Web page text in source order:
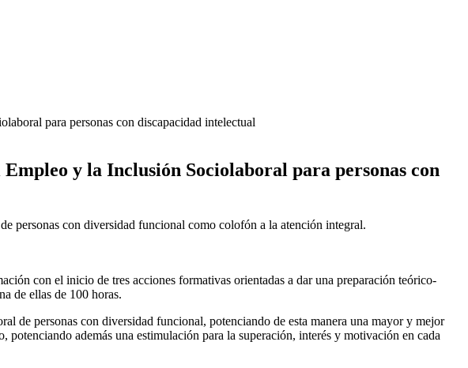
para personas con discapacidad intelectual
y la Inclusión Sociolaboral para personas con
personas con diversidad funcional como colofón a la atención integral.
con el inicio de tres acciones formativas orientadas a dar una preparación teórico-
de ellas de 100 horas.
de personas con diversidad funcional, potenciando de esta manera una mayor y mejor
potenciando además una estimulación para la superación, interés y motivación en cada